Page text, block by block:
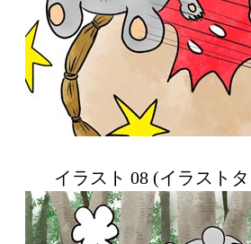
イラスト 08 (イラスト